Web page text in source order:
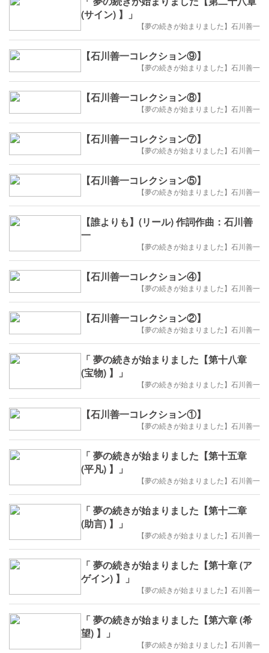
(サイン) 】」
【夢の続きが始まりました】石川善一
【石川善一コレクション⑨】
【夢の続きが始まりました】石川善一
【石川善一コレクション⑧】
【夢の続きが始まりました】石川善一
【石川善一コレクション⑦】
【夢の続きが始まりました】石川善一
【石川善一コレクション⑤】
【夢の続きが始まりました】石川善一
【誰よりも】(リール) 作詞作曲：石川善
一
【夢の続きが始まりました】石川善一
【石川善一コレクション④】
【夢の続きが始まりました】石川善一
【石川善一コレクション②】
【夢の続きが始まりました】石川善一
「 夢の続きが始まりました【第十八章
(宝物) 】」
【夢の続きが始まりました】石川善一
【石川善一コレクション①】
【夢の続きが始まりました】石川善一
「 夢の続きが始まりました【第十五章
(平凡) 】」
【夢の続きが始まりました】石川善一
「 夢の続きが始まりました【第十二章
(助言) 】」
【夢の続きが始まりました】石川善一
「 夢の続きが始まりました【第十章 (ア
ゲイン) 】」
【夢の続きが始まりました】石川善一
「 夢の続きが始まりました【第六章 (希
望) 】」
【夢の続きが始まりました】石川善一